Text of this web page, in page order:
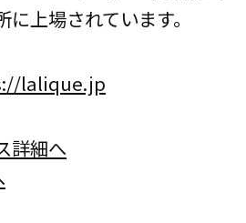
上場されています。
lalique.jp
詳細へ